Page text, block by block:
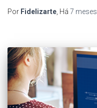
Por Fidelizarte , Há 7 meses